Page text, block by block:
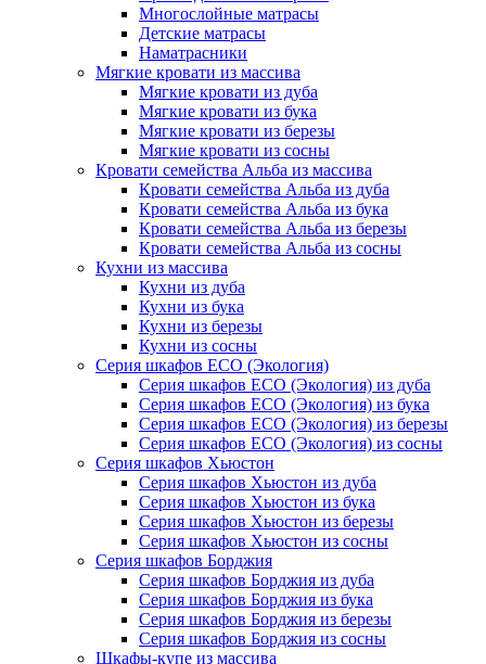
Многослойные матрасы
Детские матрасы
Наматрасники
Мягкие кровати из массива
Мягкие кровати из дуба
Мягкие кровати из бука
Мягкие кровати из березы
Мягкие кровати из сосны
Кровати семейства Альба из массива
Кровати семейства Альба из дуба
Кровати семейства Альба из бука
Кровати семейства Альба из березы
Кровати семейства Альба из сосны
Кухни из массива
Кухни из дуба
Кухни из бука
Кухни из березы
Кухни из сосны
Серия шкафов ECO (Экология)
Серия шкафов ECO (Экология) из дуба
Серия шкафов ECO (Экология) из бука
Серия шкафов ECO (Экология) из березы
Серия шкафов ECO (Экология) из сосны
Серия шкафов Хьюстон
Серия шкафов Хьюстон из дуба
Серия шкафов Хьюстон из бука
Серия шкафов Хьюстон из березы
Серия шкафов Хьюстон из сосны
Серия шкафов Борджия
Серия шкафов Борджия из дуба
Серия шкафов Борджия из бука
Серия шкафов Борджия из березы
Серия шкафов Борджия из сосны
Шкафы-купе из массива